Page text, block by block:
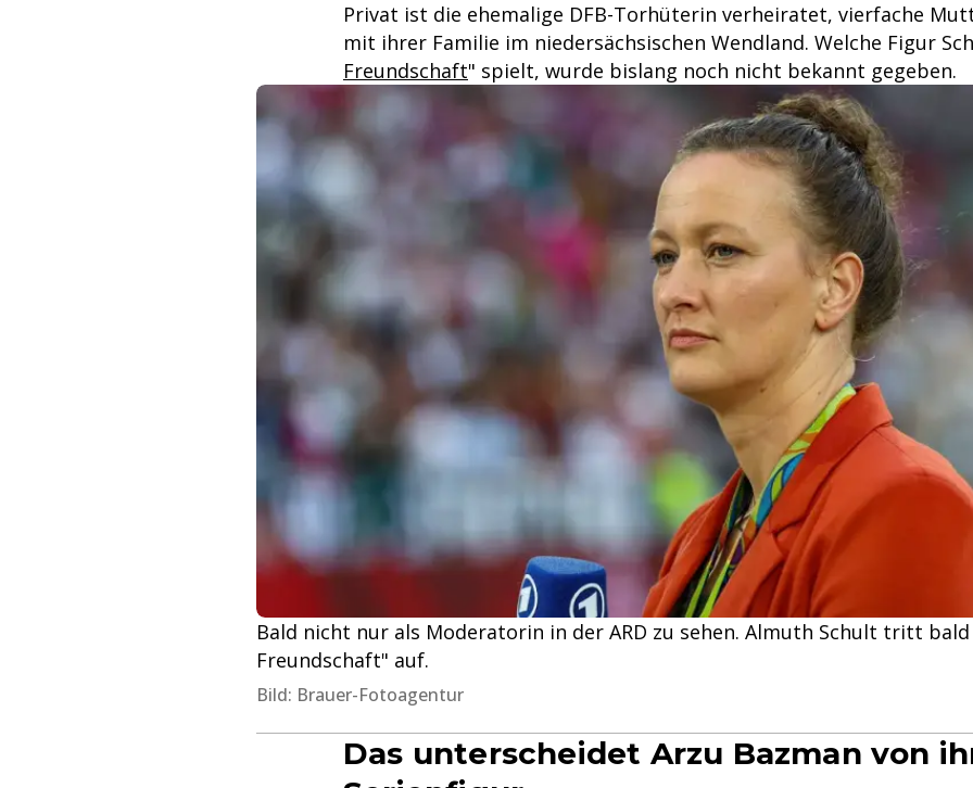
Privat ist die ehemalige DFB-Torhüterin verheiratet, vierfache
mit ihrer Familie im niedersächsischen Wendland. Welche Figur
Freundschaft" spielt, wurde bislang noch nicht bekannt gegeben.
Bald nicht nur als Moderatorin in der ARD zu sehen. Almuth Schult tritt
Freundschaft" auf.
Bild: Brauer-Fotoagentur
Das unterscheidet Arzu Bazman von